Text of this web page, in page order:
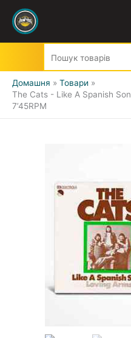
Домашня
Товари
The Cats - Like A Spanish
7’45RPM
CLASSIC
JAZZ&BLUES